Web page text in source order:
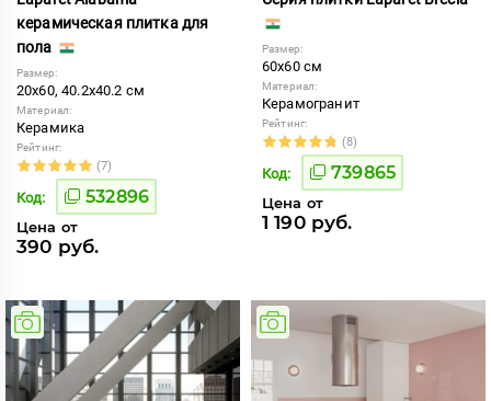
керамическая плитка для
пола
Размер:
20x60, 40.2x40.2 см
Материал:
Керамика
Рейтинг:
(7)
Код: 532896
Цена от
390 руб.
Размер:
60x60 см
Материал:
Керамогранит
Рейтинг:
(8)
Код: 739865
Цена от
1 190 руб.